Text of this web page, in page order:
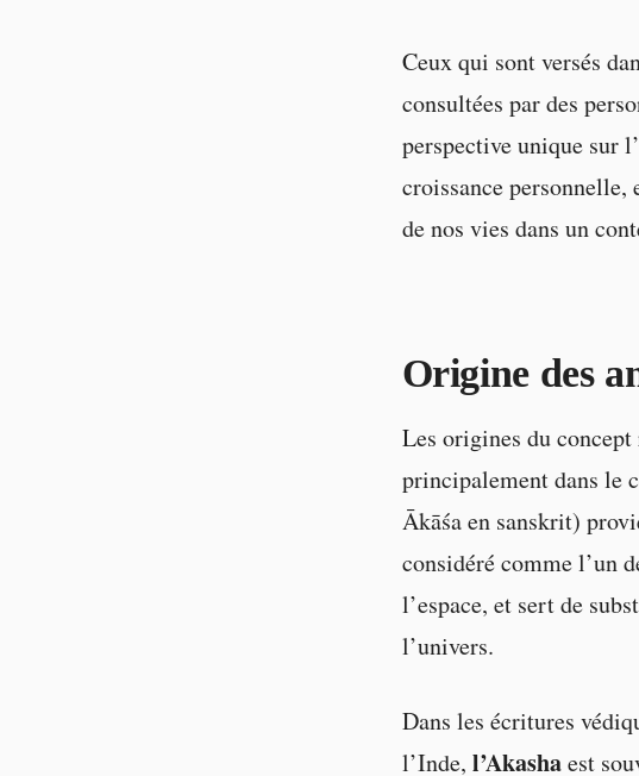
Ceux qui sont versés
consultées par des
perspective unique sur
croissance personnelle,
de nos vies dans un
Origine des
Les origines du
principalement dans le
Ākāśa en sanskrit)
considéré comme l’un
l’espace, et sert de
l’univers.
Dans les écritures
l’Inde, l’Akashaest